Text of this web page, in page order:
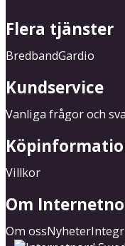
Flera tjänster
BredbandGardio
Kundservice
Vanliga frågor och
Villkor
Om
Om ossNyheter